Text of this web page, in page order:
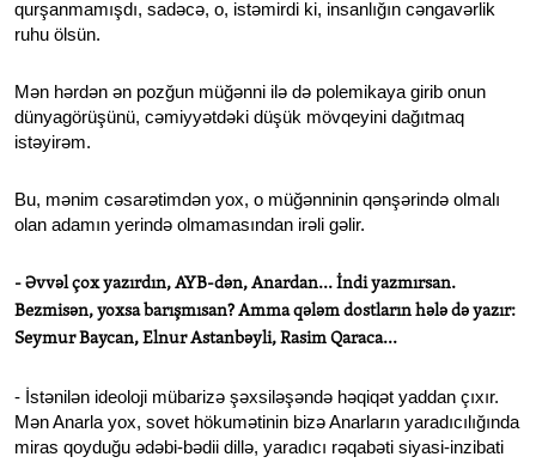
qurşanmamışdı, sadəcə, o, istəmirdi ki, insanlığın cəngavərlik
ruhu ölsün.
Mən hərdən ən pozğun müğənni ilə də polemikaya girib onun
dünyagörüşünü, cəmiyyətdəki düşük mövqeyini dağıtmaq
istəyirəm.
Bu, mənim cəsarətimdən yox, o müğənninin qənşərində olmalı
olan adamın yerində olmamasından irəli gəlir.
- Əvvəl çox yazırdın, AYB-dən, Anardan... İndi yazmırsan.
Bezmisən, yoxsa barışmısan? Amma qələm dostların hələ də yazır:
Seymur Baycan, Elnur Astanbəyli, Rasim Qaraca...
- İstənilən ideoloji mübarizə şəxsiləşəndə həqiqət yaddan çıxır.
Mən Anarla yox, sovet hökumətinin bizə Anarların yaradıcılığında
miras qoyduğu ədəbi-bədii dillə, yaradıcı rəqabəti siyasi-inzibati